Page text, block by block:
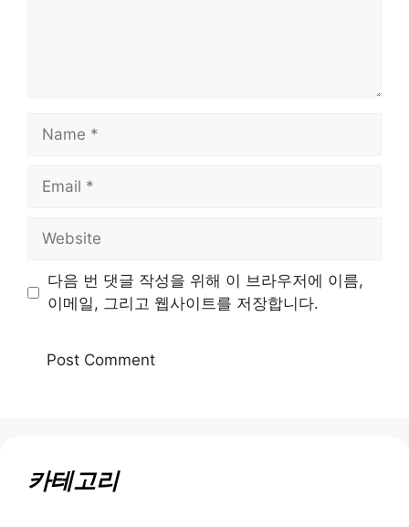
Name
Email
Website
다음 번 댓글 작성을 위해 이 브라우저에 이름,
이메일, 그리고 웹사이트를 저장합니다.
카테고리